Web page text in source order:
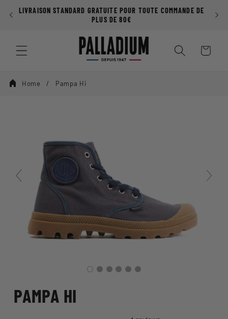
passer au
contenu
LIVRAISON STANDARD GRATUITE POUR TOUTE COMMANDE DE
PLUS DE 80€
Panier
Home Pampa Hi
PAMPA HI